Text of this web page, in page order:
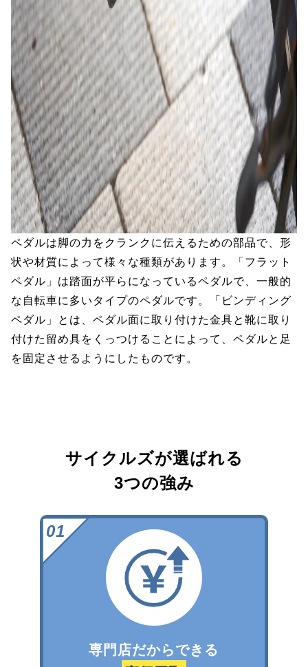
ペダルは脚の力をクランクに伝えるための部品で、形
状や材質によって様々な種類があります。「フラット
ペダル」は踏面が平らになっているペダルで、一般的
な自転車に多いタイプのペダルです。「ビンディング
ペダル」とは、ペダル面に取り付けた金具と靴に取り
付けた留め具をくっつけることによって、ペダルと足
を固定させるようにしたものです。
サイクルズが選ばれる
3つの強み
専門店だからできる